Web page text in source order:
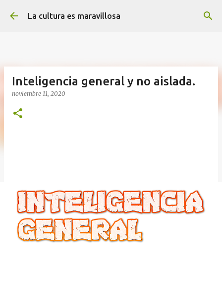
Ir al contenido principal
La cultura es maravillosa
Inteligencia general y no aislada.
noviembre 11, 2020